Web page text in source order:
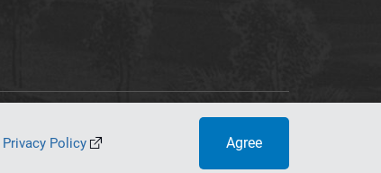
Privacy Policy Agree